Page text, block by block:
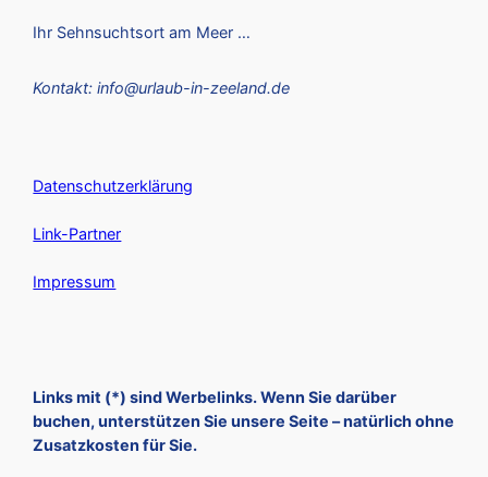
Ihr Sehnsuchtsort am Meer …
Kontakt: info@urlaub-in-zeeland.de
Datenschutzerklärung
Link-Partner
Impressum
Links mit (*) sind Werbelinks. Wenn Sie darüber
buchen, unterstützen Sie unsere Seite – natürlich ohne
Zusatzkosten für Sie.